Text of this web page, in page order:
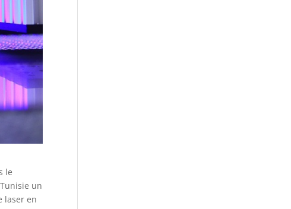
le
un
laser en